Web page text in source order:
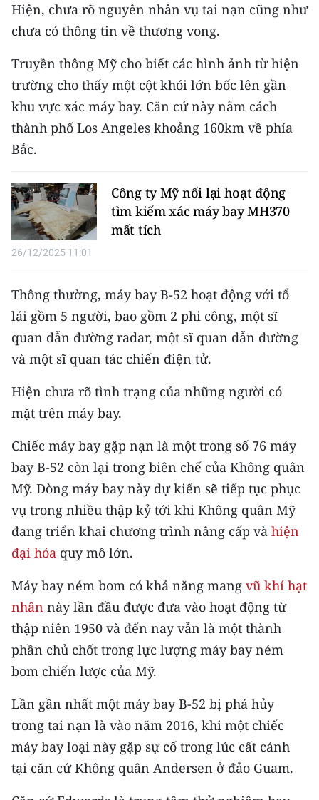
Video
Media Kinh tế
Media Văn hóa
Media Xã hội
Media Du lịch
Media Thế giới
Media Giáo dục
Media Y tế
Media Khoa học - Công nghệ
Media Môi trường
Infographic
TIN MỚI
TIN ĐỊA PHƯƠNG
Đồng bằng sông Hồng
Bắc Trung Bộ
Duyên hải Nam Trung Bộ và Tây
Đông Nam Bộ
Đồng bằng sông Cửu Long
Chuyên trang Hà Nội
Hiện, chưa rõ nguyên nhân vụ tai nạn cũng như
chưa có thông tin về thương vong.
Truyền thông Mỹ cho biết các hình ảnh từ hiện
trường cho thấy một cột khói lớn bốc lên gần
khu vực xác máy bay. Căn cứ này nằm cách
thành phố Los Angeles khoảng 160km về phía
Bắc.
Công ty Mỹ nối lại hoạt động
tìm kiếm xác máy bay MH370
mất tích
26/12/2025 11:01
Thông thường, máy bay B-52 hoạt động với tổ
lái gồm 5 người, bao gồm 2 phi công, một sĩ
quan dẫn đường radar, một sĩ quan dẫn đường
và một sĩ quan tác chiến điện tử.
Hiện chưa rõ tình trạng của những người có
mặt trên máy bay.
Chiếc máy bay gặp nạn là một trong số 76 máy
bay B-52 còn lại trong biên chế của Không quân
Mỹ. Dòng máy bay này dự kiến sẽ tiếp tục phục
vụ trong nhiều thập kỷ tới khi Không quân Mỹ
đang triển khai chương trình nâng cấp và hiện
đại hóa quy mô lớn.
Máy bay ném bom có khả năng mang vũ khí hạt
nhân này lần đầu được đưa vào hoạt động từ
thập niên 1950 và đến nay vẫn là một thành
phần chủ chốt trong lực lượng máy bay ném
bom chiến lược của Mỹ.
Lần gần nhất một máy bay B-52 bị phá hủy
trong tai nạn là vào năm 2016, khi một chiếc
máy bay loại này gặp sự cố trong lúc cất cánh
tại căn cứ Không quân Andersen ở đảo Guam.